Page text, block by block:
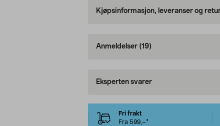
Kjøpsinformasjon, leveranser og
Anmeldelser (19)
Eksperten svarer
Fri frakt
Fra 599,–*